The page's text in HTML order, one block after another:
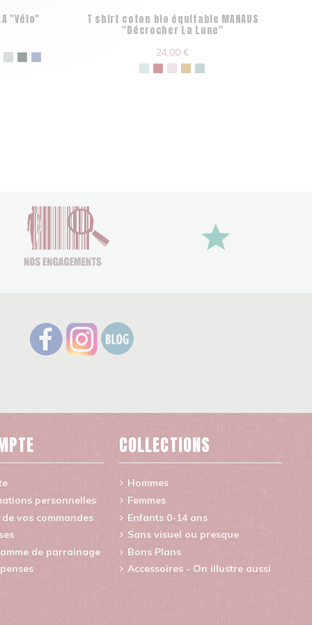
"Vélo" T shirt coton bio équitable MANAUS
"Décrocher La Lune"
24,00 €
personnelles
vos commandes
de parrainage
COLLECTIONS
Hommes
Femmes
Enfants 0-14 ans
Sans visuel ou presque
Bons Plans
Accessoires - On illustre aussi